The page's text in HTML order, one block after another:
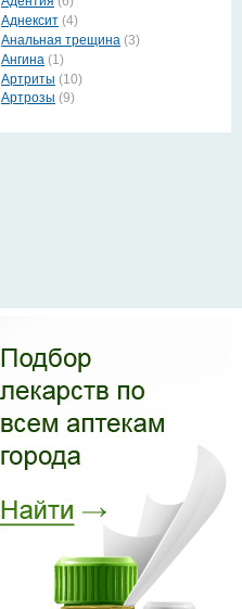
Аднексит (4)
Анальная трещина (3)
Ангина (1)
Артриты (10)
Артрозы (9)